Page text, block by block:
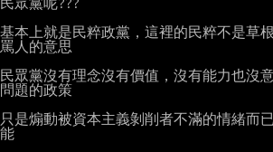
民眾黨呢???
基本上就是民粹政黨，這裡的民粹不是草
罵人的意思
民眾黨沒有理念沒有價值，沒有能力也沒
問題的政策
只是煽動被資本主義剝削者不滿的情緒而
能